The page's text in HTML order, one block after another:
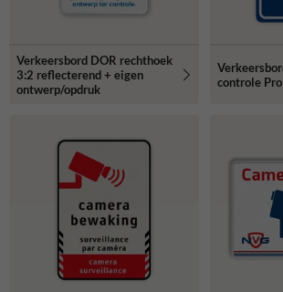
Verkeersbord DOR rechthoek
3:2 reflecterend + eigen
ontwerp/opdruk
controle